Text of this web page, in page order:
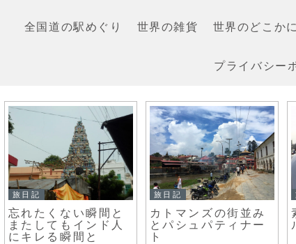
全国道の駅めぐり 世界の雑貨 世界のどこか
プライバシー
旅日記
忘れたくない瞬間と
またしてもインド人
にキレる瞬間と
旅日記
カトマンズの街並み
とパシュパティナー
ト